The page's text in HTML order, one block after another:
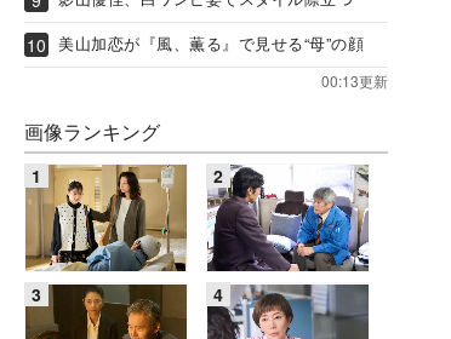
美山加恋が『風、薫る』で見せる“母”の顔
00:13更新
画像ランキング